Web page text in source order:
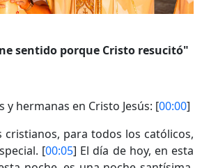
sentido porque Cristo resucitó"
hermanas en Cristo Jesús: [00:00]
cristianos, para todos los católicos,
[00:05] El día de hoy, en esta